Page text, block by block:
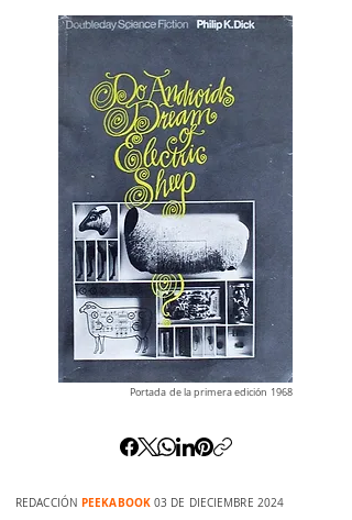
Portada de la primera edición 1968
REDACCIÓN PEEKABOOK 03 DE DIECIEMBRE 2024